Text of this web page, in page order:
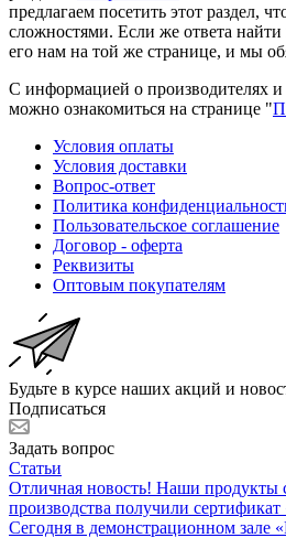
предлагаем посетить этот раздел,
сложностями. Если же ответа найти
его нам на той же странице, и мы
С информацией о производителях
можно ознакомиться на странице "
Условия оплаты
Условия доставки
Вопрос-ответ
Политика
Пользовательское соглашение
Договор - оферта
Реквизиты
Оптовым покупателям
Будьте в курсе наших акций и
Подписаться
Задать вопрос
Статьи
Отличная новость! Наши продукты
производства получили
Сегодня в демонстрационном зале